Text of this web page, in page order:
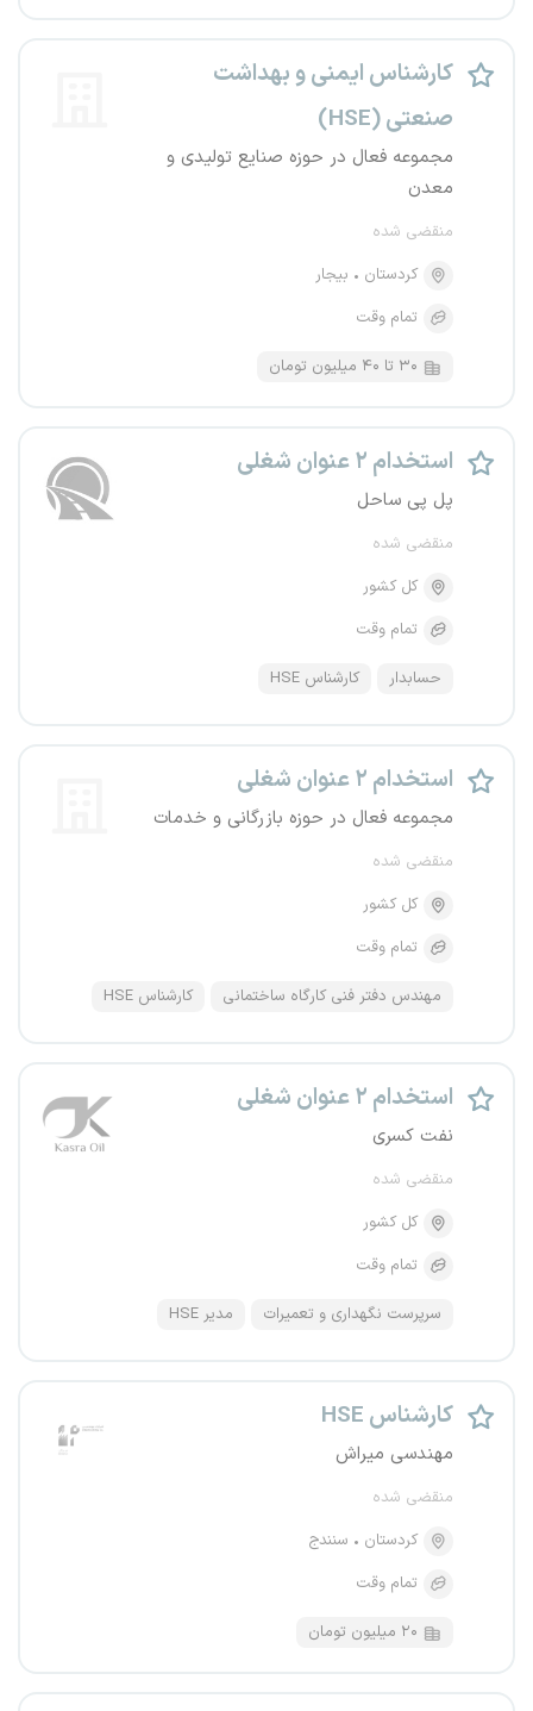
کارشناس ایمنی و بهداشت
صنعتی (HSE)
مجموعه فعال در حوزه صنایع تولیدی و
معدن
منقضی شده
کردستان
بیجار
تمام وقت
۳۰ تا ۴۰ میلیون تومان
استخدام ۲ عنوان شغلی
پل پی ساحل
منقضی شده
کل کشور
تمام وقت
حسابدار کارشناس HSE
استخدام ۲ عنوان شغلی
مجموعه فعال در حوزه بازرگانی و خدمات
منقضی شده
کل کشور
تمام وقت
مهندس دفتر فنی کارگاه ساختمانی کارشناس HSE
استخدام ۲ عنوان شغلی
نفت کسری
منقضی شده
کل کشور
تمام وقت
سرپرست نگهداری و تعمیرات مدیر HSE
کارشناس HSE
مهندسی میراش
منقضی شده
کردستان
سنندج
تمام وقت
۲۰ میلیون تومان